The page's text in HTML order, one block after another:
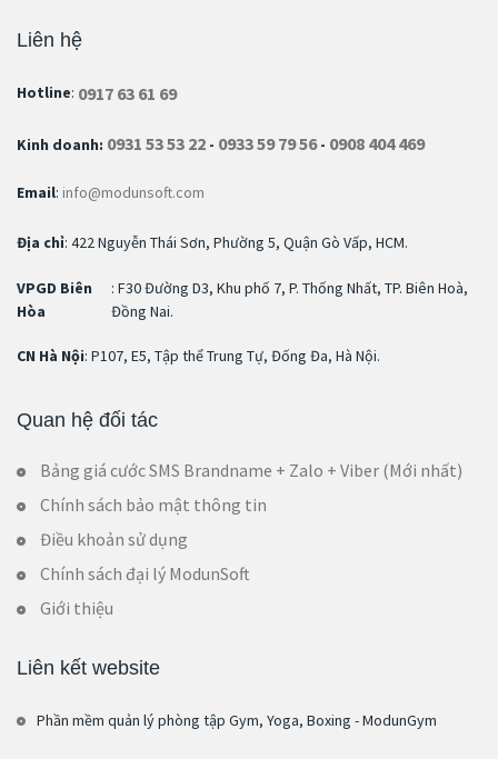
Liên hệ
Hotline: 0917 63 61 69
Kinh doanh: 0931 53 53 22 - 0933 59 79 56- 0908 404 469
Email: info@modunsoft.com
Địa chỉ: 422 Nguyễn Thái Sơn, Phường 5, Quận Gò Vấp, HCM.
VPGD Biên
Hòa
: F30 Đường D3, Khu phố 7, P. Thống Nhất, TP. Biên Hoà,
Đồng Nai.
CN Hà Nội: P107, E5, Tập thể Trung Tự, Đống Đa, Hà Nội.
Quan hệ đối tác
Bảng giá cước SMS Brandname + Zalo + Viber (Mới nhất)
Chính sách bảo mật thông tin
Điều khoản sử dụng
Chính sách đại lý ModunSoft
Giới thiệu
Liên kết website
Phần mềm quản lý phòng tập Gym, Yoga, Boxing - ModunGym